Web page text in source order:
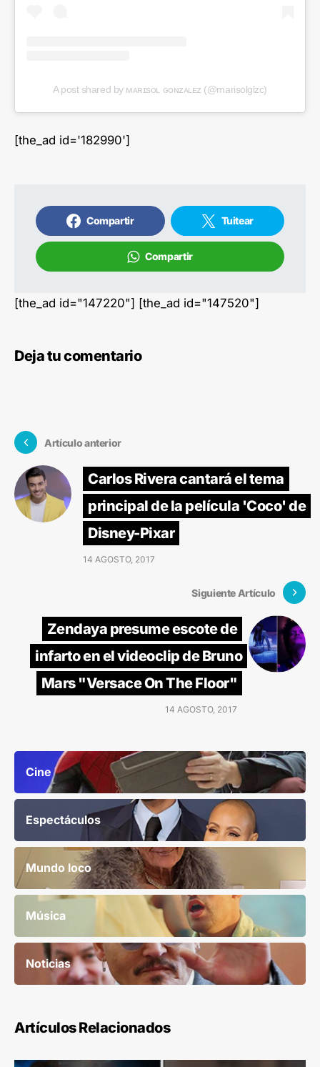
A post shared by ᴍᴀʀɪsᴏʟ ɢᴏɴᴢᴀʟᴇᴢ (@marisolglzc)
[the_ad id='182990']
Compartir Tuitear
Compartir
[the_ad id="147220"] [the_ad id="147520"]
Deja tu comentario
Artículo anterior
Carlos Rivera cantará el tema
principal de la película 'Coco' de
Disney-Pixar
14 AGOSTO, 2017
Siguiente Artículo
Zendaya presume escote de
infarto en el videoclip de Bruno
Mars "Versace On The Floor"
14 AGOSTO, 2017
Cine
Espectáculos
Mundo loco
Música
Noticias
Artículos Relacionados